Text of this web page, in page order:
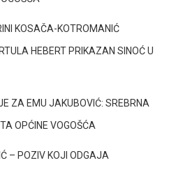
KOSAČA-KOTROMANIĆ
HEBERT PRIKAZAN SINOĆ U
ZA EMU JAKUBOVIĆ: SREBRNA
OPĆINE VOGOŠĆA
– POZIV KOJI ODGAJA